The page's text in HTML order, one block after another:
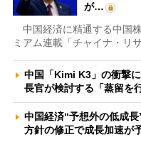
が…
中国経済に精通する中国
ミアム連載「チャイナ・リ
中国「Kimi K3」の衝撃
長官が検討する「蒸留を
中国経済“予想外の低成
方針の修正で成長加速が